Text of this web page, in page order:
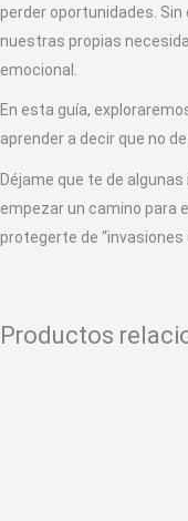
perder oportunidades.
nuestras propias
emocional.
En esta guía,
aprender a decir que no
Déjame que te de
empezar un camino para
protegerte de “invasiones
Productos